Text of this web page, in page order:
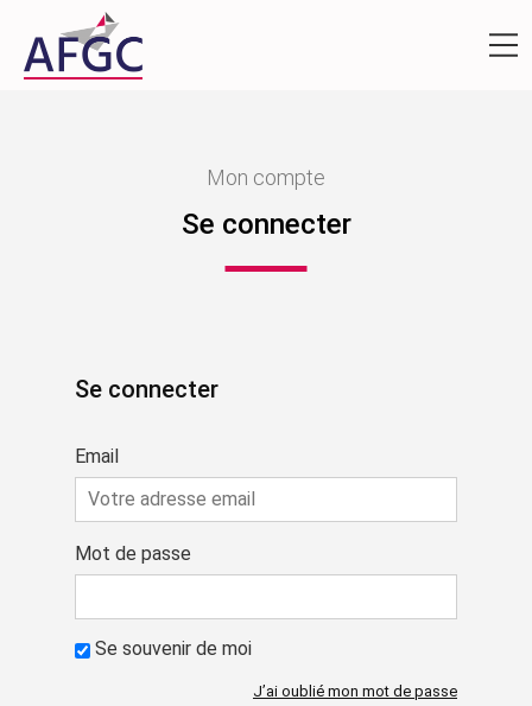
Mon compte
Se connecter
Se connecter
Email
Mot de passe
Se souvenir de moi
J’ai oublié mon mot de passe